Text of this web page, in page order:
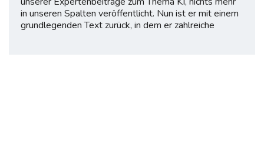
in unseren Spalten veröffentlicht. Nun ist er mit einem
grundlegenden Text zurück, in dem er zahlreiche